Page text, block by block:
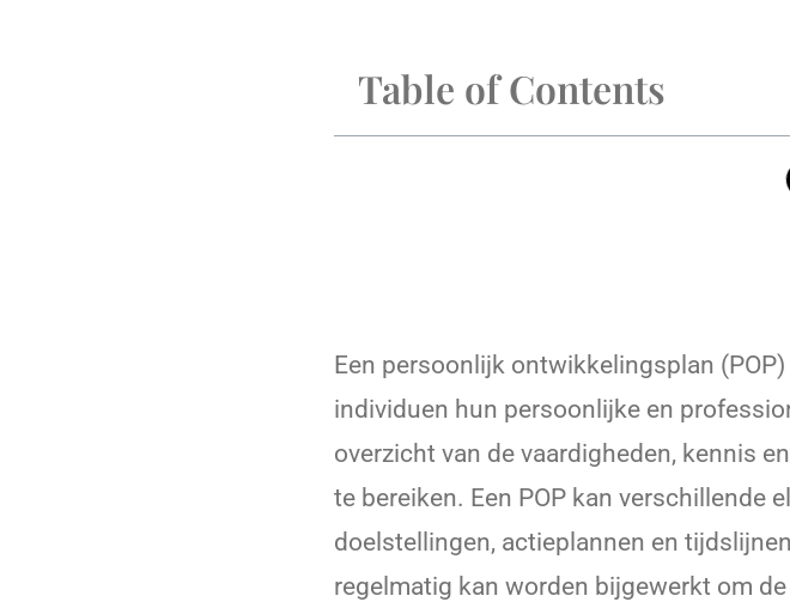
Table of Contents
Een persoonlijk ontwikkelingsplan
individuen hun persoonlijke en
overzicht van de vaardigheden, kennis
te bereiken. Een POP kan verschillende
doelstellingen, actieplannen en
regelmatig kan worden bijgewerkt om